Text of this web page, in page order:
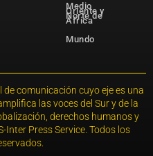
Medio
Oriente y
Norte de
África
Mundo
comunicación cuyo eje es una
las voces del Sur y de la
derechos humanos y
Press Service. Todos los